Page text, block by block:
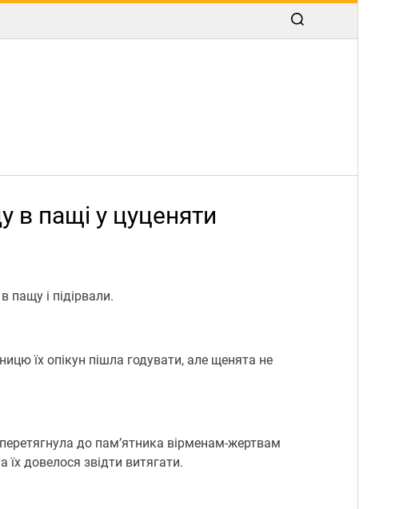
в пащі у цуценяти
пащу і підірвали.
їх опікун пішла годувати, але щенята не
до пам’ятника вірменам-жертвам
довелося звідти витягати.